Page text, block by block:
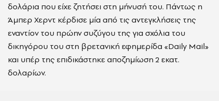
δολάρια που είχε ζητήσει στη μήνυσή του. Πάντως η
Άμπερ Χερντ κέρδισε μία από τις αντεγκλήσεις της
εναντίον του πρώην συζύγου της για σχόλια του
δικηγόρου του στη βρετανική εφημερίδα «Daily Mail»
και υπέρ της επιδικάστηκε αποζημίωση 2 εκατ.
δολαρίων.